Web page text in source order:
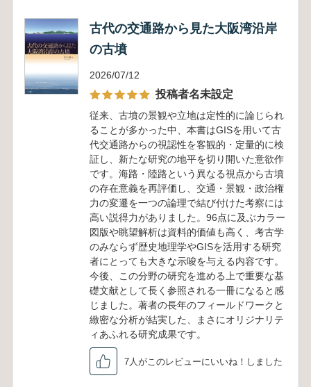
古代の交通路から見た大阪湾沿岸
の古墳
2026/07/12
投稿者名未設定
従来、古墳の景観や立地は定性的に論じられ
ることが多かった中、本書はGISを用いて古
代交通路からの視認性を客観的・定量的に検
証し、新たな研究の地平を切り開いた意欲作
です。海路・陸路という異なる視点から古墳
の存在意義を再評価し、交通・景観・政治権
力の変遷を一つの論理で結び付けた考察には
高い説得力がありました。96点に及ぶカラー
図版や眺望解析は資料的価値も高く、考古学
のみならず歴史地理学やGISを活用する研究
者にとっても大きな示唆を与える内容です。
今後、この分野の研究を進める上で重要な基
礎文献として長く参照される一冊になると感
じました。著者の長年のフィールドワークと
緻密な分析が結実した、まさにオリジナリテ
ィあふれる研究成果です。
7人がこのレビューにいいね！しました